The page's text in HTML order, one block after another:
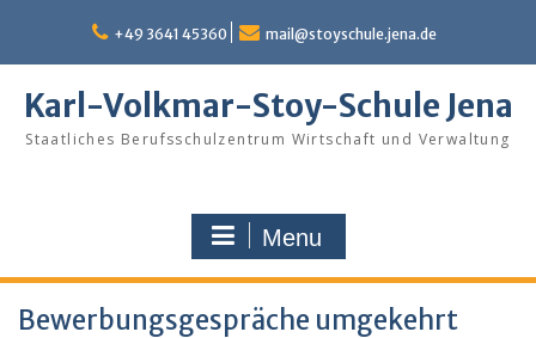
content
+49 3641 45360 mail@stoyschule.jena.de
Karl-Volkmar-Stoy-Schule Jena
Staatliches Berufsschulzentrum Wirtschaft und Verwaltung
Menu
Bewerbungsgespräche umgekehrt